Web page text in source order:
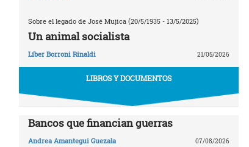
Sobre el legado de José Mujica (20/5/1935 - 13/5/2025)
Un animal socialista
Líber Borroni Rinaldi 21/05/2026
LIBROS Y DOCUMENTOS
Bancos que financian guerras
Andrea Amantegui Guezala 07/08/2026